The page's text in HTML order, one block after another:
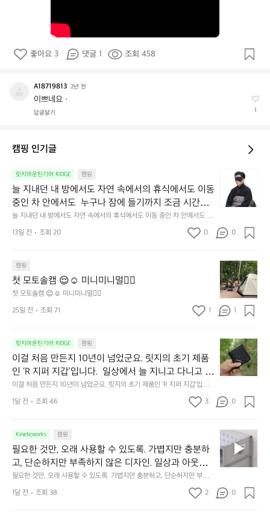
좋아요 3 댓글 1 조회 458
9
A18719813 2년 전
이쁘네요ㆍ
답글달기 1
캠핑 인기글
릿지마운틴기어 RIDGE 캠핑
늘 지내던 내 방에서도 자연 속에서의 휴식에서도 이동
중인 차 안에서도  누구나 잠에 들기까지 조금 시간이
걸리는 순간이 있습니다.  그럴 때는 차분하게 눈을 가
려보세요. 마치 암막 커튼을 조용히 내리듯이.  Polarte
c® Wind Pro™의 온기가 눈가를 포근히 감싸줍니다.
줍니다.  이 슬립 웜을 쓰는 것만으로 그곳은 나만의 밤
이 됩니다.  안녕히 주무세요.
늘 지내던 내 방에서도 자연 속에서의 휴식에서도 이동 중인 차 안에서도  누
구나 잠에 들기까지 조금 시간이 걸리는 순간이 있습니다.  그럴 때는 차분하
게 눈을 가려보세요. 마치 암막 커튼을 조용히 내리듯이.  Polartec® Wind
밤이 됩니다.  안녕히 주무세요.
내
던
방
도
자
연
속
에
의
휴
식
에
도
이
중
인
차
안
서
도
13일 전 조회 20 0 0
캠핑
첫 모토솔캠 😌☺️ 미니미니멀👌🏼
첫 모토솔캠 😌☺️ 미니미니멀👌🏼
첫
모
토
솔
캠
☺️
미
니
미
멀
👌🏼
25일 전 조회 71 1 1
릿지마운틴기어 RIDGE 캠핑
이걸 처음 만든지 10년이 넘었군요. 릿지의 초기 제품
인 ‘R 지퍼 지갑’입니다.  일상에서 늘 지니고 다니고 싶
어지는 물건에는 크기, 무게, 형태, 색감 사이의 아주 미
묘한 밸런스가 존재합니다.  예를 들자면 일에 집중하
느라 책상 위 가장자리에 대충 걸쳐 놓아도 시야에 걸
는 균형감에서 출발했습니다.  그중에서도 슬림함에 철
저히 집착했습니다. 튼튼한 내구도와 넉넉한 수납력을
해치치 않는 선에서, 가장 가볍고 얇게 설계했습니다.
이 디자인과 사용감은, 꼭 직접 손으로 만져보며 경험
해 보시기를 바랍니다.
이걸 처음 만든지 10년이 넘었군요. 릿지의 초기 제품인 ‘R 지퍼 지갑’입니
다.  일상에서 늘 지니고 다니고 싶어지는 물건에는 크기, 무게, 형태, 색감
사이의 아주 미묘한 밸런스가 존재합니다.  예를 들자면 일에 집중하느라 책
철저히 집착했습니다. 튼튼한 내구도와 넉넉한 수납력을 해치치 않는 선에
서, 가장 가볍고 얇게 설계했습니다.  이 디자인과 사용감은, 꼭 직접 손으로
만져보며 경험해 보시기를 바랍니다.
이
걸
처
음
든
0
년
이
넘
군
1달 전 조회 46 3 0
Kineticworks 캠핑
필요한 것만, 오래 사용할 수 있도록. 가볍지만 충분하
고, 단순하지만 부족하지 않은 디자인. 일상과 아웃도
어의 경계를 자연스럽게 이어주는 RIDGE MOUNTAIN
GEAR. 키네틱웍스에서 만나보세요.
필요한 것만, 오래 사용할 수 있도록. 가볍지만 충분하고, 단순하지만 부족하
지 않은 디자인. 일상과 아웃도어의 경계를 자연스럽게 이어주는 RIDGE M
OUNTAIN GEAR. 키네틱웍스에서 만나보세요.
필
요
한
것
오
1달 전 조회 38 2 0